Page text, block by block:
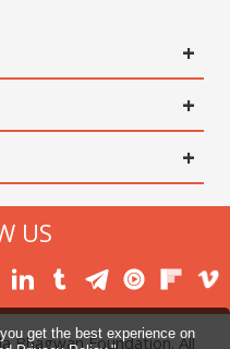
get the best experience on
US
Bhagwan Foundation. All